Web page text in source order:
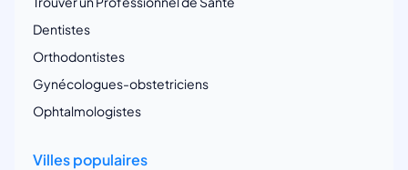
Dentistes
Orthodontistes
Gynécologues-obstetriciens
Ophtalmologistes
Villes populaires